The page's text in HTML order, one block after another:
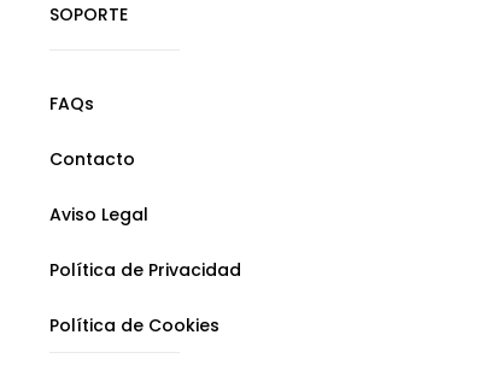
SOPORTE
FAQs
Contacto
Aviso Legal
Política de Privacidad
Política de Cookies